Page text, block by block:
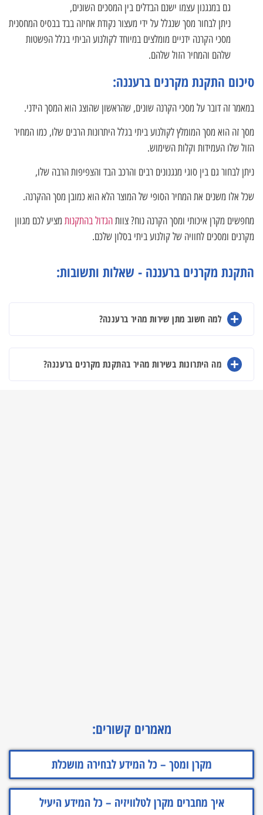
גם במנגנון עצמו ישנם הבדלים בין המסכים השונים,
ניתן לבחור מסך שנגלל על ידי מעצור נקודת אחיזה בבד בבסיס המחסנית
מסכי הקרנה ידניים מומלצים במיוחד לקולנוע הביתי בגלל הפשטות
שלהם והמחיר הזול שלהם.
סיכום התקנת מקרנים ברעננה:
במאמר זה דובר על מסכי הקרנה שונים, שהראשון שהוצג הוא המסך הידני.
מסך זה הוא מסך המומלץ לקולנוע ביתי בגלל היתרונות הרבים שלו, כמו המחיר
הזול שלו העמידות וקלות השימוש.
ניתן לבחור גם בין סוגי מנגנונים רבים והרכב הבד והצפיפות הרבה שלו,
שכל אלו משנים את המחיר הסופי של המוצר הלא הוא כמובן מסך ההקרנה.
מחפשים מקרן איכותי ומסך הקרנה נוח? צוותהגדול בהתקנות מציע לכם מגוון
מקרנים ומסכים לחוויה של קולנוע ביתי בסלון שלכם.
התקנת מקרנים ברעננה - שאלות ותשובות:
למה חשוב מתן שירות מהיר ברעננה?
מה היתרונות בשירות מהיר בהתקנת מקרנים ברעננה?
מאמרים קשורים:
מקרן ומסך – כל המידע לבחירה מושכלת
איך מחברים מקרן לטלוויזיה – כל המידע היעיל